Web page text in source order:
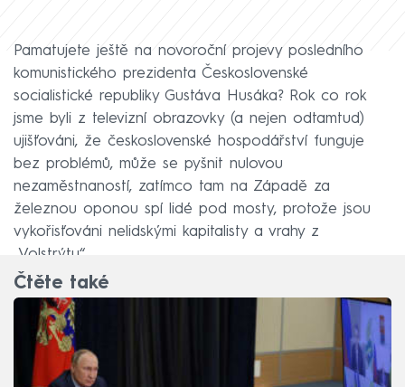
Pamatujete ještě na novoroční projevy posledního
komunistického prezidenta Československé
socialistické republiky Gustáva Husáka? Rok co rok
jsme byli z televizní obrazovky (a nejen odtamtud)
ujišťováni, že československé hospodářství funguje
bez problémů, může se pyšnit nulovou
nezaměstnaností, zatímco tam na Západě za
železnou oponou spí lidé pod mosty, protože jsou
vykořisťováni nelidskými kapitalisty a vrahy z
„Volstrýtu“.
Čtěte také